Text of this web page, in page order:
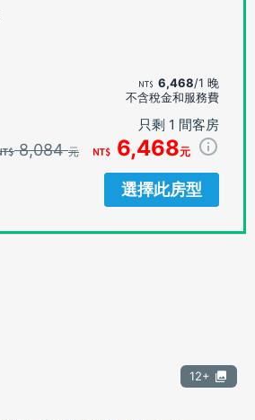
6,468/1 晚
不含稅金和服務費
只剩 1 間客房
8,084元 6,468元
選擇此房型
12+